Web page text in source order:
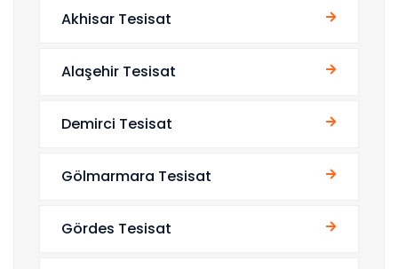
Akhisar Tesisat
Alaşehir Tesisat
Demirci Tesisat
Gölmarmara Tesisat
Gördes Tesisat